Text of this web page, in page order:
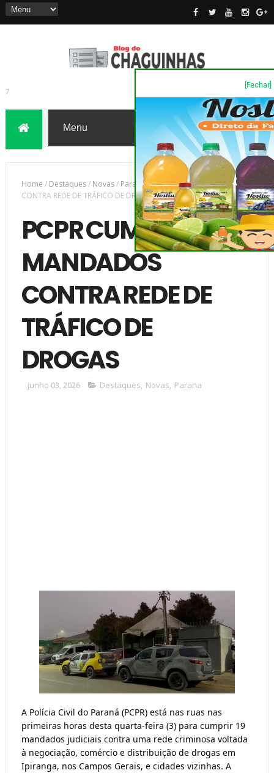
[Fechar]
7
Home / Destaques/ Novas/ Parana/PCPR CUMPRE MANDADOS
CONTRA REDE DE TRÁFICO DE DROGAS
PCPR CUMPRE
MANDADOS
CONTRA REDE DE
TRÁFICO DE
DROGAS
junho 03, 2026 Destaques, Novas, Parana
A Polícia Civil do Paraná (PCPR) está nas ruas nas
primeiras horas desta quarta-feira (3) para cumprir 19
mandados judiciais contra uma rede criminosa voltada
à negociação, comércio e distribuição de drogas em
Ipiranga, nos Campos Gerais, e cidades vizinhas. A